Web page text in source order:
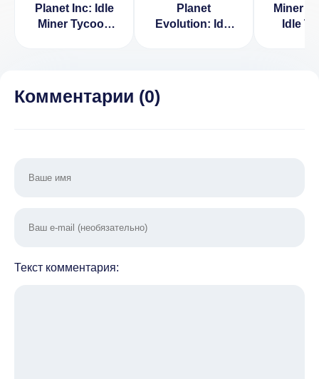
Planet Inc: Idle
Miner Tycoon
Planet
Evolution: Idle
Miner
Idle
Комментарии (0)
Текст комментария: